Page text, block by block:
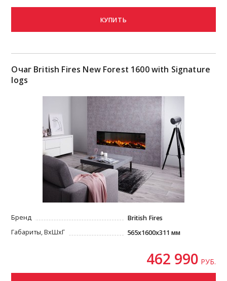
КУПИТЬ
Очаг British Fires New Forest 1600 with Signature
logs
Бренд
British Fires
Габариты, ВxШxГ
565x1600x311 мм
462 990 РУБ.